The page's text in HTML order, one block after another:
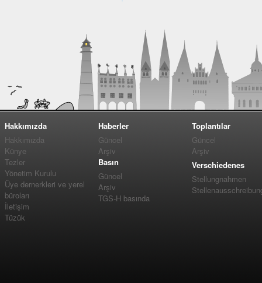
Hakkımızda
Hakkımızda
Künye
Tezler
Yönetim Kurulu
Üye dernerkleri ve yerel
büroları
İletişim
Tüzük
Haberler
Güncel
Arşiv
Basın
Güncel
Arşiv
TGS-H basında
Toplantılar
Güncel
Arşiv
Verschiedenes
Stellungnahmen